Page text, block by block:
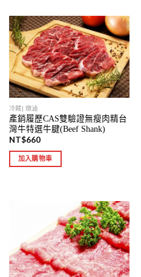
冷藏| 燉滷
產銷履歷CAS雙驗證無瘦肉精台
灣牛特選牛腱(Beef Shank)
NT$660
加入購物車